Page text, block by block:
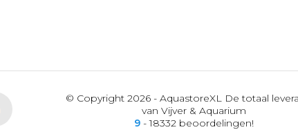
© Copyright 2026 - AquastoreXL De totaal
van Vijver & Aquarium
9 - 18332 beoordelingen!